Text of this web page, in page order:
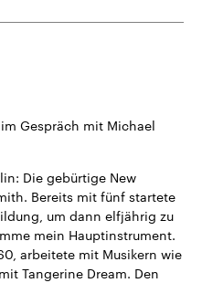
Gespräch mit Michael
Die gebürtige New
Bereits mit fünf startete
um dann elfjährig zu
mein Hauptinstrument.
arbeitete mit Musikern wie
Tangerine Dream. Den